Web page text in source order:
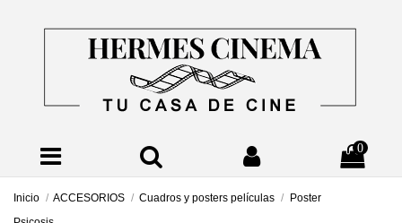
0
Inicio ACCESORIOS Cuadros y posters películas
Poster